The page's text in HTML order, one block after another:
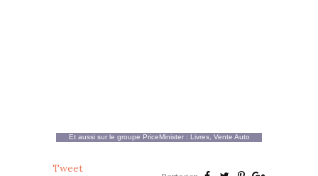
Et aussi sur le groupe PriceMinister: Livres, Vente Auto
Tweet